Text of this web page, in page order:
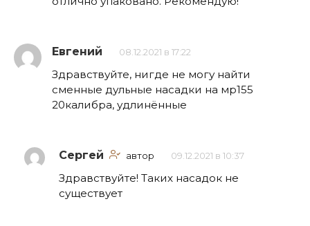
Евгений 08.12.2021 в 17:22
Здравствуйте, нигде не могу найти
сменные дульные насадки на мр155
20калибра, удлинённые
Сергей автор 09.12.2021 в 10:37
Здравствуйте! Таких насадок не
существует